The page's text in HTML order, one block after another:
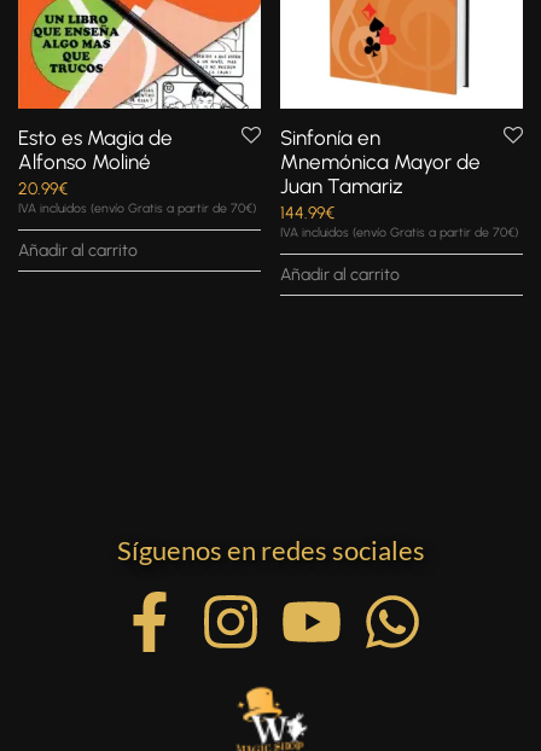
Esto es Magia de
Alfonso Moliné
20.99€
IVA incluidos (envío Gratis a partir de 70€)
Añadir al carrito
Sinfonía en
Mnemónica Mayor de
Juan Tamariz
144.99€
IVA incluidos (envío Gratis a partir de 70€)
Añadir al carrito
Síguenos en redes sociales